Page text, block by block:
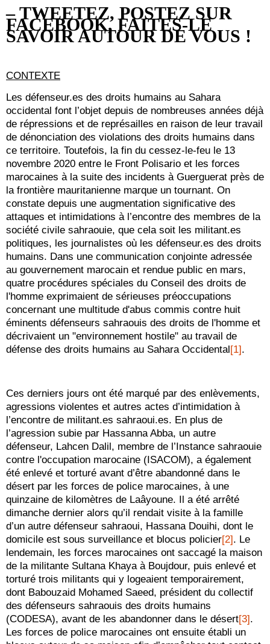
– TWEETEZ, POSTEZ SUR
FACEBOOK, FAITES-LE
SAVOIR AUTOUR DE VOUS !
CONTEXTE
Les défenseur.es des droits humains au Sahara
occidental font l’objet depuis de nombreuses années déjà
de répressions et de représailles en raison de leur travail
de dénonciation des violations des droits humains dans
ce territoire. Toutefois, la fin du cessez-le-feu le 13
novembre 2020 entre le Front Polisario et les forces
marocaines à la suite des incidents à Guerguerat près de
la frontière mauritanienne marque un tournant. On
constate depuis une augmentation significative des
attaques et intimidations à l’encontre des membres de la
société civile sahraouie, que cela soit les militant.es
politiques, les journalistes où les défenseur.es des droits
humains. Dans une communication conjointe adressée
au gouvernement marocain et rendue public en mars,
quatre procédures spéciales du Conseil des droits de
l'homme exprimaient de sérieuses préoccupations
concernant une multitude d'abus commis contre huit
éminents défenseurs sahraouis des droits de l'homme et
décrivaient un "environnement hostile" au travail de
défense des droits humains au Sahara Occidental [1] .
Ces derniers jours ont été marqué par des enlèvements,
agressions violentes et autres actes d’intimidation à
l’encontre de militant.es sahraoui.es. En plus de
l’agression subie par Hassanna Abba, un autre
défenseur, Lahcen Dalil, membre de l’Instance sahraouie
contre l'occupation marocaine (ISACOM), a également
été enlevé et torturé avant d’être abandonné dans le
désert par les forces de police marocaines, à une
quinzaine de kilomètres de Laâyoune. Il a été arrêté
dimanche dernier alors qu’il rendait visite à la famille
d’un autre défenseur sahraoui, Hassana Douihi, dont le
domicile est sous surveillance et blocus policier[2]. Le
lendemain, les forces marocaines ont saccagé la maison
de la militante Sultana Khaya à Boujdour, puis enlevé et
torturé trois militants qui y logeaient temporairement,
dont Babouzaid Mohamed Saeed, président du collectif
des défenseurs sahraouis des droits humains
(CODESA), avant de les abandonner dans le désert[3].
Les forces de police marocaines ont ensuite établi un